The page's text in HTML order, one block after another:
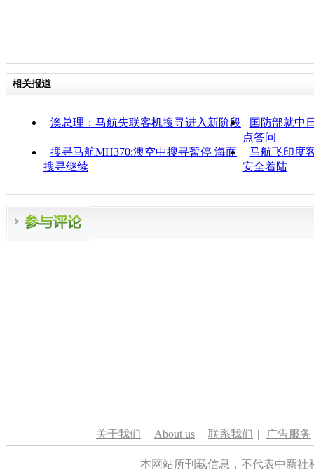
相关报道
澳总理：马航失联客机搜寻进入新阶段
国防部就中
点答问
搜寻马航MH370:澳空中搜寻暂停 海面
搜寻继续
马航飞印度
安全着陆
关于我们 | About us | 联系我们 | 广告服务
本网站所刊载信息，不代表中新